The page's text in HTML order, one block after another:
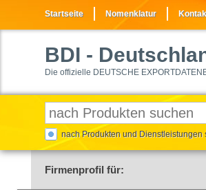
Startseite Nomenklatur
BDI -
Die offizielle DEUTSCHE
nach Produkten und Dienstleistungen
Firmenprofil für: